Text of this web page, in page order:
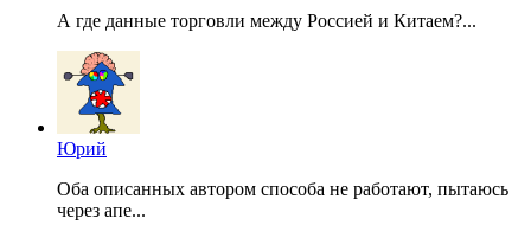
А где данные торговли между Россией и Китаем?...
Юрий
Оба описанных автором способа не работают, пытаюсь
через апе...